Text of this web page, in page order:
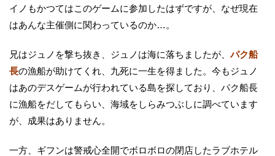
イノもかつてはこのゲームに参加したはずですが、なぜ現在
はあんな主催側に関わっているのか…。
兄はジュノを撃ち抜き、ジュノは海に落ちましたが、パク船
長の漁船が助けてくれ、九死に一生を得ました。今もジュノ
はあのデスゲームが行われている島を探しており、パク船長
に漁船をだしてもらい、海域をしらみつぶしに調べています
が、成果はありません。
一方、ギフンは警戒心全開でボロボロの閉店したラブホテル